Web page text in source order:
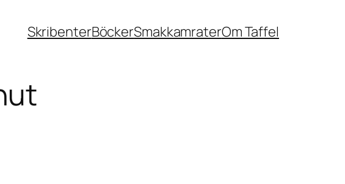
SkribenterBöckerSmakkamraterOm Taffel